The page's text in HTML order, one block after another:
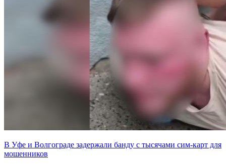
В Уфе и Волгограде задержали банду с тысячами сим-карт для
мошенников